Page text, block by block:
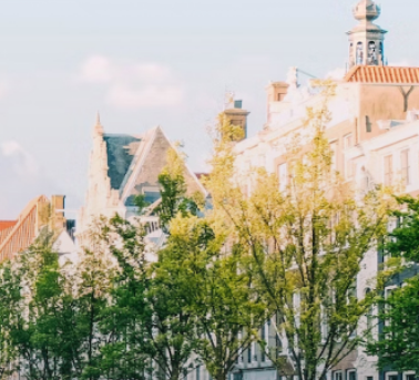
spaces.The building incorporates
solar panels to generate energy
supply. The windows have solar
control glazing, and the apartments
have climate control driven by a
thermal energy storage system.
Underfloor heating and cooling
contribute to a healthy indoor
environment. The atriums' seasonal
green walls provide natural summer